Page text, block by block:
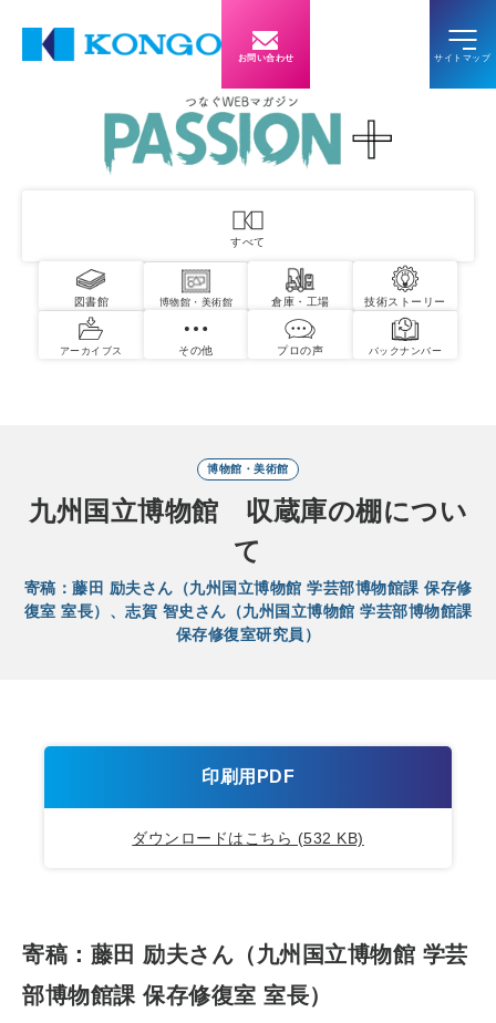
お問い合わせ
すべて
図書館 博物館・美術館 倉庫・工場 技術ストーリー
アーカイブス その他 プロの声 バックナンバー
博物館・美術館
九州国立博物館 収蔵庫の棚につい
て
寄稿：藤田 励夫さん（九州国立博物館 学芸部博物館課 保存修
復室 室長）、志賀 智史さん（九州国立博物館 学芸部博物館課
保存修復室研究員）
印刷用PDF
ダウンロードはこちら (532 KB)
寄稿：藤田 励夫さん（九州国立博物館 学芸
部博物館課 保存修復室 室長）